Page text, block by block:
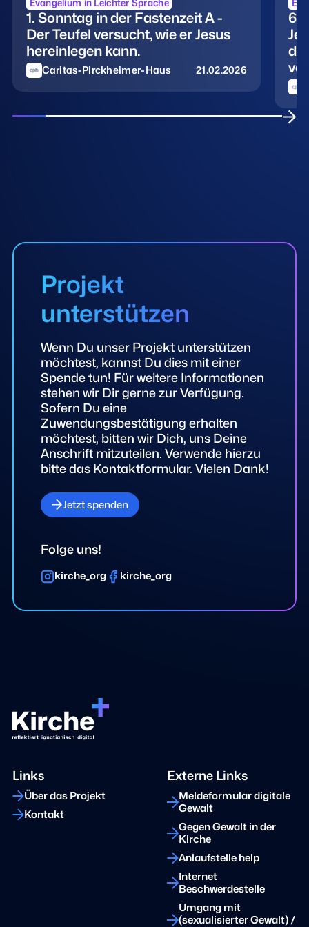
1. Sonntag in der Fastenzeit A -
Der Teufel versucht, wie er Jesus
hereinlegen kann.
Caritas-Pirckheimer-Haus 21.02.2026
6.
Projekt
unterstützen
Wenn Du unser Projekt unterstützen
möchtest, kannst Du dies mit einer
Spende tun! Für weitere Informationen
stehen wir Dir gerne zur Verfügung.
Sofern Du eine
Zuwendungsbestätigung erhalten
möchtest, bitten wir Dich, uns Deine
Anschrift mitzuteilen. Verwende hierzu
bitte das Kontaktformular. Vielen Dank!
Jetzt spenden
Folge uns!
kirche_org kirche_org
Links
Über das Projekt
Kontakt
Externe Links
Meldeformular digitale
Gewalt
Gegen Gewalt in der
Kirche
Anlaufstelle help
Internet
Beschwerdestelle
Umgang mit
(sexualisierter Gewalt) /